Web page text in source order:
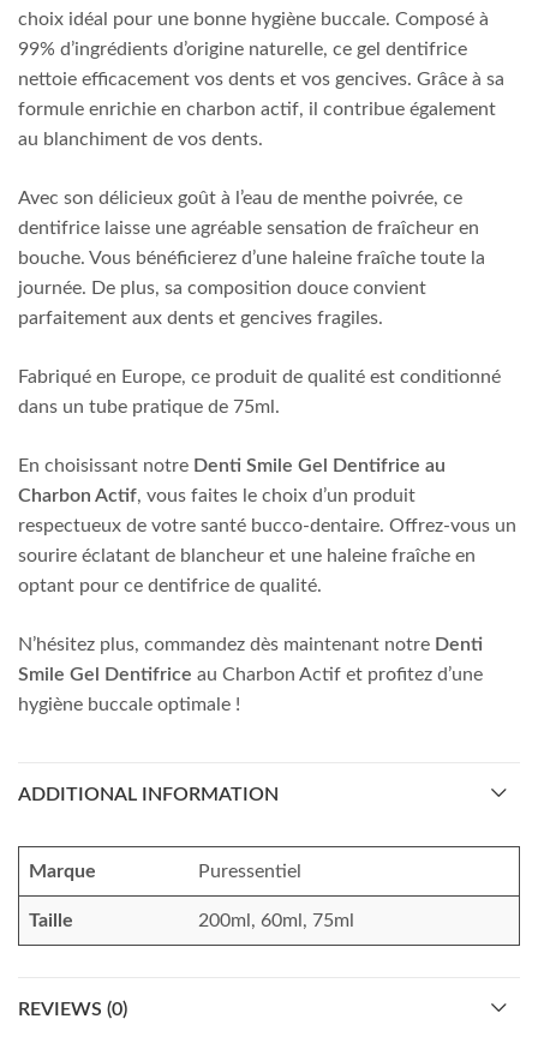
choix idéal pour une bonne hygiène buccale. Composé à
99% d’ingrédients d’origine naturelle, ce gel dentifrice
nettoie efficacement vos dents et vos gencives. Grâce à sa
formule enrichie en charbon actif, il contribue également
au blanchiment de vos dents.
Avec son délicieux goût à l’eau de menthe poivrée, ce
dentifrice laisse une agréable sensation de fraîcheur en
bouche. Vous bénéficierez d’une haleine fraîche toute la
journée. De plus, sa composition douce convient
parfaitement aux dents et gencives fragiles.
Fabriqué en Europe, ce produit de qualité est conditionné
dans un tube pratique de 75ml.
En choisissant notre Denti Smile Gel Dentifrice au
Charbon Actif, vous faites le choix d’un produit
respectueux de votre santé bucco-dentaire. Offrez-vous un
sourire éclatant de blancheur et une haleine fraîche en
optant pour ce dentifrice de qualité.
N’hésitez plus, commandez dès maintenant notre Denti
Smile Gel Dentifrice au Charbon Actif et profitez d’une
hygiène buccale optimale !
ADDITIONAL INFORMATION
Marque Puressentiel
Taille 200ml, 60ml, 75ml
REVIEWS (0)